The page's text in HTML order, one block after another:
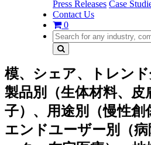
Press Releases Case
Contact Us
0
模、シェア、トレンド
製品別（生体材料、皮
子）、用途別（慢性創
エンドユーザー別（